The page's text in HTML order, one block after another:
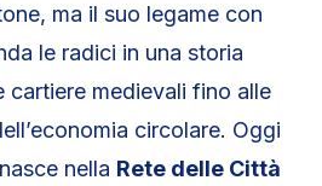
ma il suo legame con
le radici in una storia
cartiere medievali fino alle
circolare. Oggi
nella Rete delle Città